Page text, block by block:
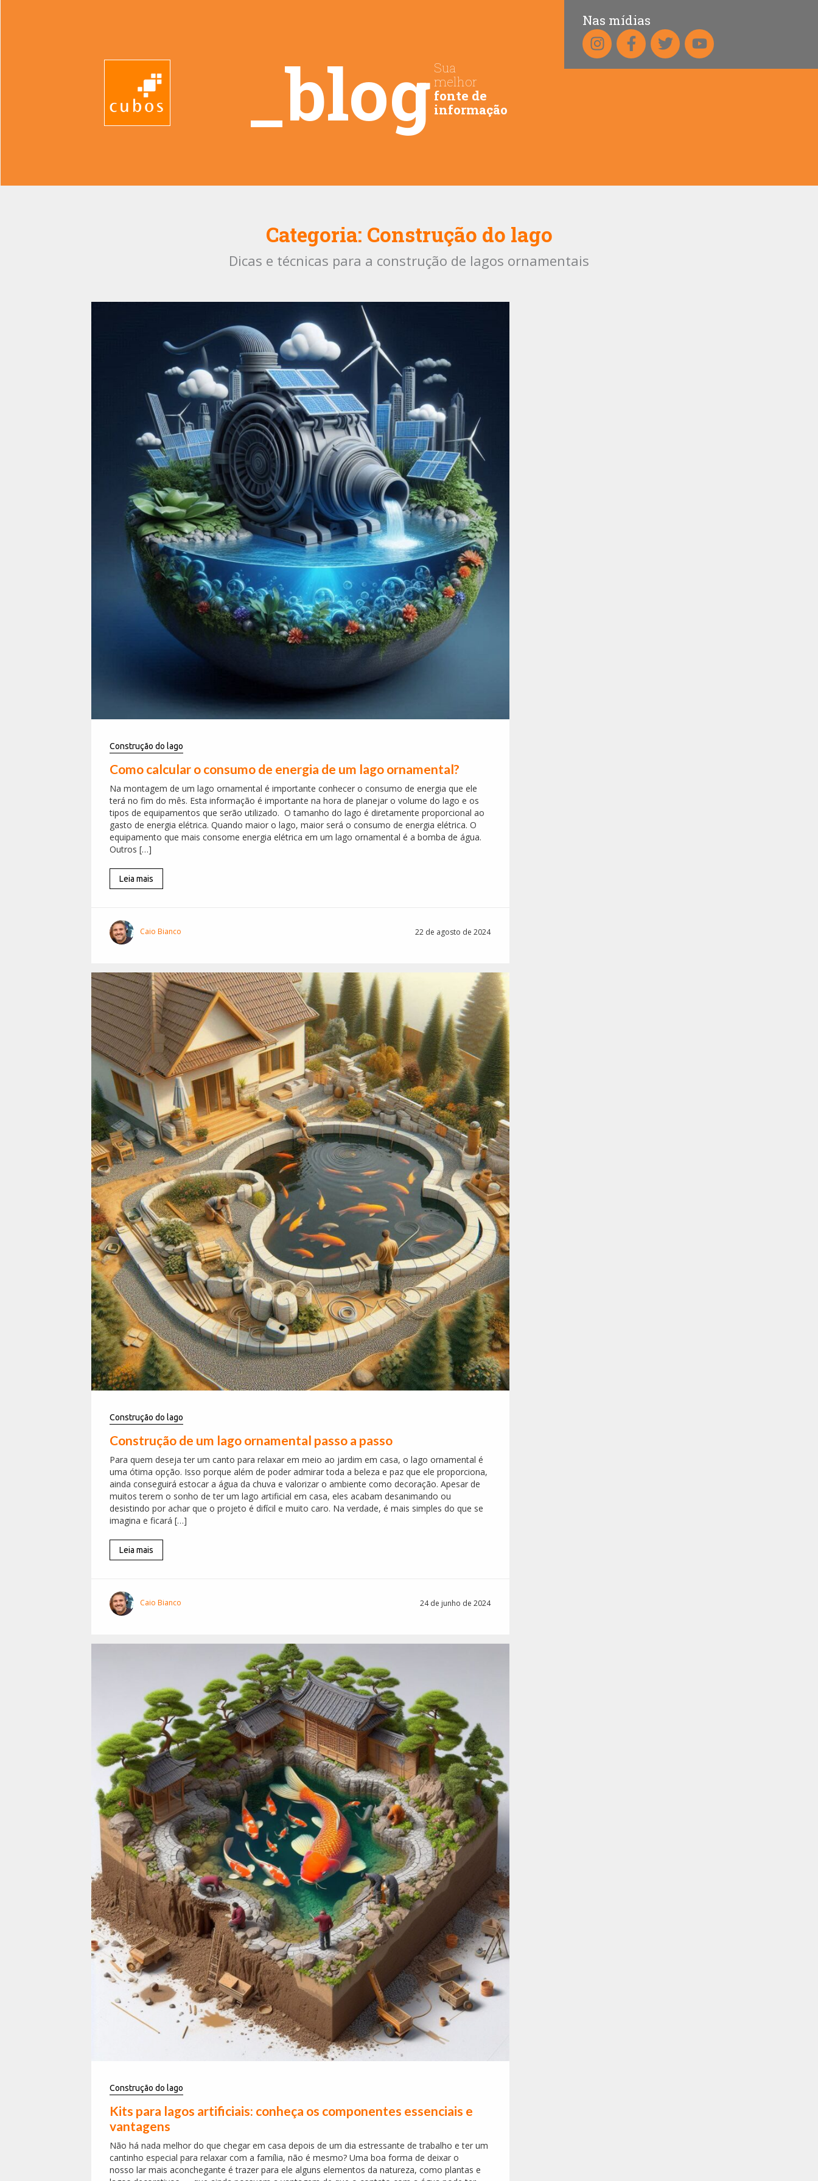
_blog Sua
melhor
fonte de
informação
Nas mídias
Categoria: Construção do lago
Dicas e técnicas para a construção de lagos ornamentais
Construção do lago
Como calcular o consumo de energia de um lago ornamental?
Na montagem de um lago ornamental é importante conhecer o consumo de energia que ele
terá no fim do mês. Esta informação é importante na hora de planejar o volume do lago e os
tipos de equipamentos que serão utilizado. O tamanho do lago é diretamente proporcional ao
gasto de energia elétrica. Quando maior o lago, maior será o consumo de energia elétrica. O
equipamento que mais consome energia elétrica em um lago ornamental é a bomba de água.
Outros […]
Leia mais
Caio Bianco 22 de agosto de 2024
Construção do lago
Construção de um lago ornamental passo a passo
Para quem deseja ter um canto para relaxar em meio ao jardim em casa, o lago ornamental é
uma ótima opção. Isso porque além de poder admirar toda a beleza e paz que ele proporciona,
ainda conseguirá estocar a água da chuva e valorizar o ambiente como decoração. Apesar de
muitos terem o sonho de ter um lago artificial em casa, eles acabam desanimando ou
desistindo por achar que o projeto é difícil e muito caro. Na verdade, é mais simples do que se
imagina e ficará […]
Leia mais
Caio Bianco 24 de junho de 2024
Construção do lago
Kits para lagos artificiais: conheça os componentes essenciais e
vantagens
Não há nada melhor do que chegar em casa depois de um dia estressante de trabalho e ter um
cantinho especial para relaxar com a família, não é mesmo? Uma boa forma de deixar o
nosso lar mais aconchegante é trazer para ele alguns elementos da natureza, como plantas e